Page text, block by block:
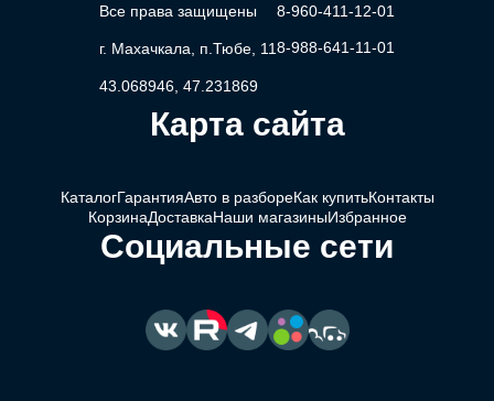
Все права защищены
г. Махачкала, п.Тюбе, 11
43.068946, 47.231869
8-960-411-12-01
8-988-641-11-01
Карта сайта
КаталогГарантияАвто в разбореКак купитьКонтакты
КорзинаДоставкаНаши магазиныИзбранное
Социальные сети